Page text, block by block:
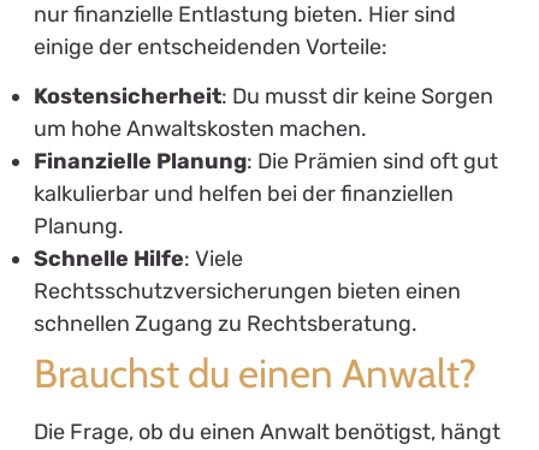
nur finanzielle Entlastung bieten. Hier sind
einige der entscheidenden Vorteile:
Kostensicherheit: Du musst dir keine Sorgen
um hohe Anwaltskosten machen.
Finanzielle Planung: Die Prämien sind oft gut
kalkulierbar und helfen bei der finanziellen
Planung.
Schnelle Hilfe: Viele
Rechtsschutzversicherungen bieten einen
schnellen Zugang zu Rechtsberatung.
Brauchst du einen Anwalt?
Die Frage, ob du einen Anwalt benötigst, hängt